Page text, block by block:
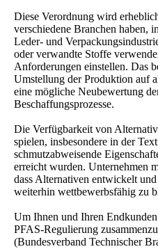
Diese Verordnung wird
verschiedene Branchen haben,
Leder- und
oder verwandte Stoffe
Anforderungen einstellen. Das
Umstellung der Produktion auf
eine mögliche Neubewertung
Beschaffungsprozesse.
Die Verfügbarkeit von
spielen, insbesondere in der
schmutzabweisende
erreicht wurden. Unternehmen
dass Alternativen entwickelt
weiterhin wettbewerbsfähig zu
Um Ihnen und Ihren
PFAS-Regulierung
(Bundesverband Technischer